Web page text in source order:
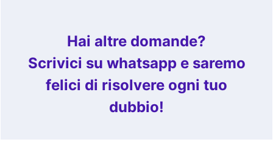
Hai altre domande?
Scrivici su whatsapp e saremo
felici di risolvere ogni tuo
dubbio!